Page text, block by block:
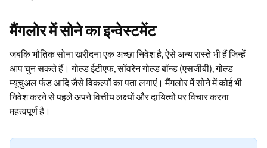
मैंगलोर में सोने का इन्वेस्टमेंट
जबकि भौतिक सोना खरीदना एक अच्छा निवेश है, ऐसे अन्य रास्ते भी हैं जिन्हें
आप चुन सकते हैं। गोल्ड ईटीएफ, सॉवरेन गोल्ड बॉन्ड (एसजीबी), गोल्ड
म्यूचुअल फंड आदि जैसे विकल्पों का पता लगाएं। मैंगलोर में सोने में कोई भी
निवेश करने से पहले अपने वित्तीय लक्ष्यों और दायित्वों पर विचार करना
महत्वपूर्ण है।